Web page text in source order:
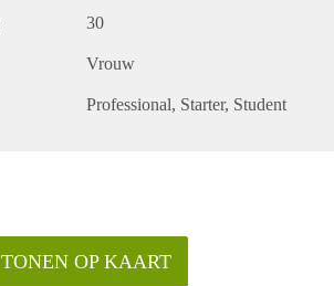
30
Vrouw
Professional Starter Student
TONEN OP KAART